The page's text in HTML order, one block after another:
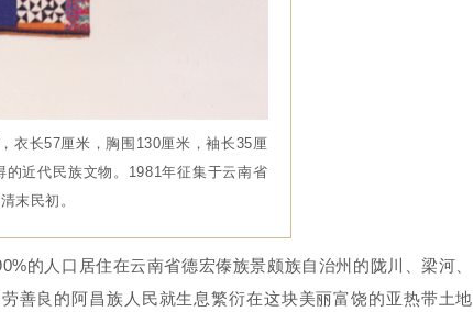
长57厘米，胸围130厘米，袖长35厘
近代民族文物。1981年征集于云南省
末民初。
的人口居住在云南省德宏傣族景颇族自治州的陇川、梁河、
善良的阿昌族人民就生息繁衍在这块美丽富饶的亚热带土地